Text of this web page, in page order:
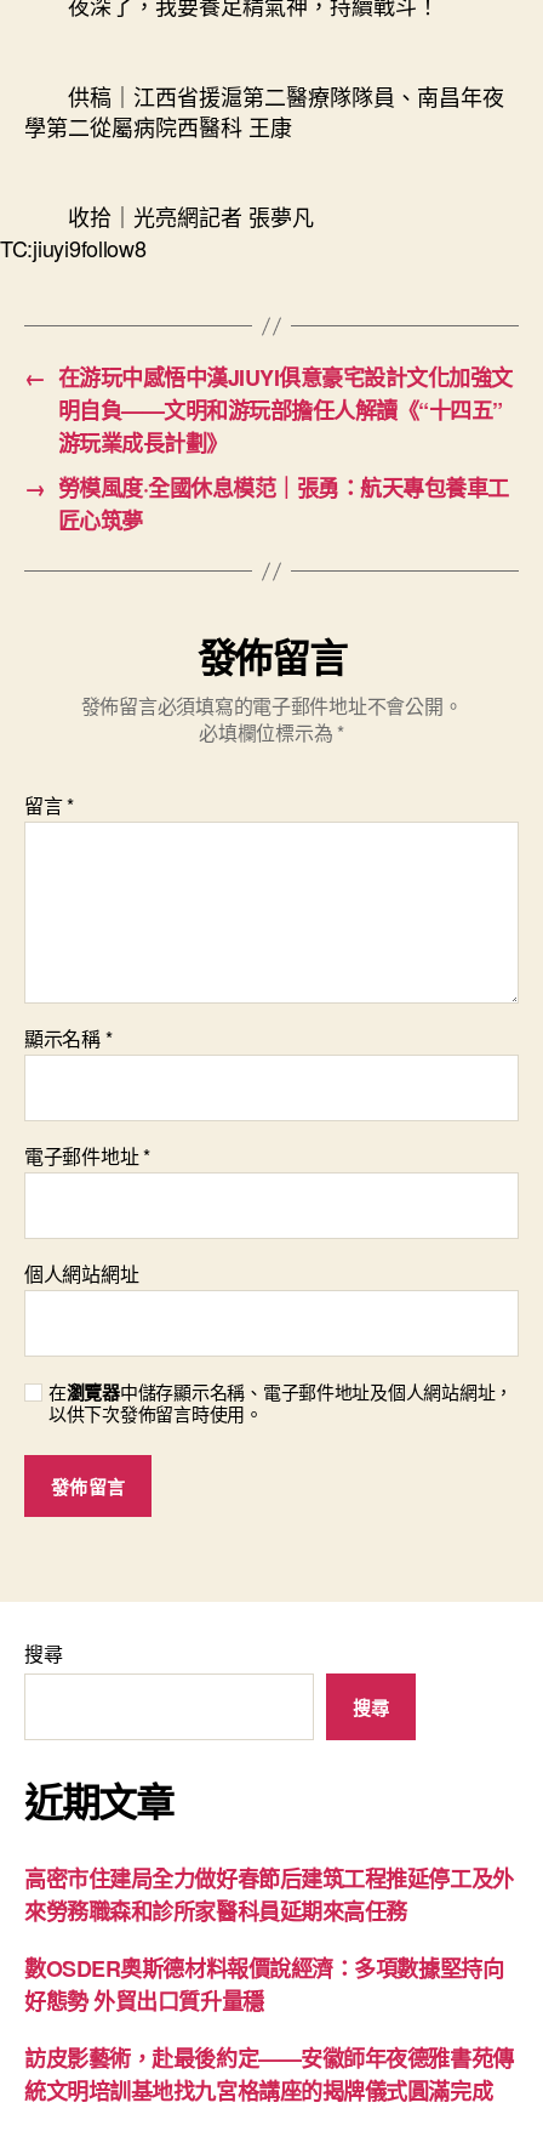
供稿｜江西省援滬第二醫療隊隊員、南昌年夜
學第二從屬病院西醫科 王康
收拾｜光亮網記者 張夢凡
TC:jiuyi9follow8
← 在游玩中感悟中漢JIUYI俱意豪宅設計文化加強文
明自負——文明和游玩部擔任人解讀《“十四五”
游玩業成長計劃》
→ 勞模風度·全國休息模范｜張勇：航天專包養車工
匠心筑夢
發佈留言
發佈留言必須填寫的電子郵件地址不會公開。
必填欄位標示為 *
留言*
顯示名稱*
電子郵件地址*
個人網站網址
在瀏覽器中儲存顯示名稱、電子郵件地址及個人網站網址，
以供下次發佈留言時使用。
搜尋
搜尋
近期文章
高密市住建局全力做好春節后建筑工程推延停工及外
來勞務職森和診所家醫科員延期來高任務
數OSDER奧斯德材料報價說經濟：多項數據堅持向
好態勢 外貿出口質升量穩
訪皮影藝術，赴最後約定——安徽師年夜德雅書苑傳
統文明培訓基地找九宮格講座的揭牌儀式圓滿完成